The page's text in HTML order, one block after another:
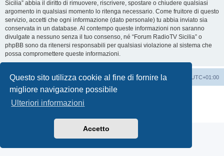
Questo sito utilizza cookie al fine di fornire la
migliore navigazione possibile
Ulteriori informazioni
Accetto
Sicilia” abbia il diritto di rimuovere, riscrivere, spostare o chiudere qualsiasi
argomento in qualsiasi momento lo ritenga necessario. Come fruitore di questo
servizio, accetti che ogni informazione (dato personale) tu abbia inviato sia
conservata in un database. Al contempo queste informazioni non saranno
divulgate a nessuno senza il tuo consenso, né “Forum RadioTV Sicilia” o
phpBB sono da ritenersi responsabili per qualsiasi violazione al sistema che
possa compromettere queste informazioni.
Indice Tutti gli orari sono UTC+01:00
Cancella cookie
Contattaci
Creato da phpBB
Traduzione Italiana